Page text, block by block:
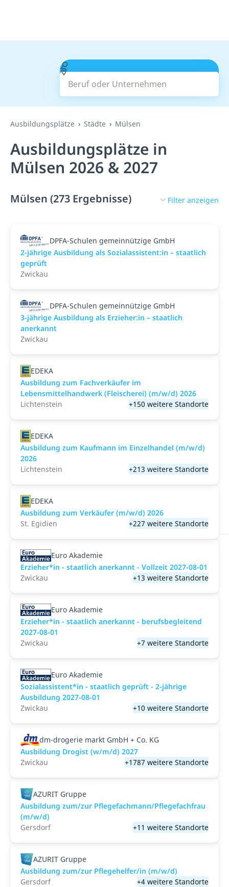
Beruf oder Unternehmen
Suchen
Ausbildungsplätze Städte Mülsen
Ausbildungsplätze in
Mülsen 2026 & 2027
Mülsen (273 Ergebnisse) Filter anzeigen
DPFA-Schulen gemeinnützige GmbH
2-jährige Ausbildung als Sozialassistent:in – staatlich
geprüft
Zwickau
DPFA-Schulen gemeinnützige GmbH
3-jährige Ausbildung als Erzieher:in – staatlich
anerkannt
Zwickau
EDEKA
Ausbildung zum Fachverkäufer im
Lebensmittelhandwerk (Fleischerei) (m/w/d) 2026
Lichtenstein
+150 weitere Standorte
EDEKA
Ausbildung zum Kaufmann im Einzelhandel (m/w/d)
2026
Lichtenstein
+213 weitere Standorte
EDEKA
Ausbildung zum Verkäufer (m/w/d) 2026
St. Egidien
+227 weitere Standorte
Euro Akademie
Erzieher*in - staatlich anerkannt - Vollzeit 2027-08-01
Zwickau
+13 weitere Standorte
Euro Akademie
Erzieher*in - staatlich anerkannt - berufsbegleitend
2027-08-01
Zwickau
+7 weitere Standorte
Euro Akademie
Sozialassistent*in - staatlich geprüft - 2-jährige
Ausbildung 2027-08-01
Zwickau
+10 weitere Standorte
dm-drogerie markt GmbH + Co. KG
Ausbildung Drogist (w/m/d) 2027
Zwickau
+1787 weitere Standorte
AZURIT Gruppe
Ausbildung zum/zur Pflegefachmann/Pflegefachfrau
(m/w/d)
Gersdorf
+11 weitere Standorte
AZURIT Gruppe
Ausbildung zum/zur Pflegehelfer/in (m/w/d)
Gersdorf
+4 weitere Standorte